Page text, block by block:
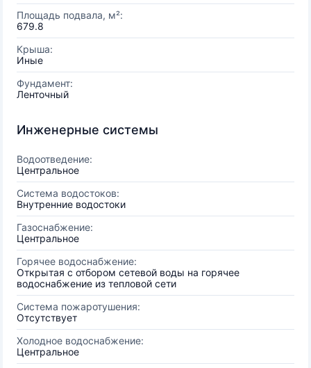
Площадь подвала, м²:
679.8
Крыша:
Иные
Фундамент:
Ленточный
Инженерные системы
Водоотведение:
Центральное
Система водостоков:
Внутренние водостоки
Газоснабжение:
Центральное
Горячее водоснабжение:
Открытая с отбором сетевой воды на горячее
водоснабжение из тепловой сети
Система пожаротушения:
Отсутствует
Холодное водоснабжение:
Центральное